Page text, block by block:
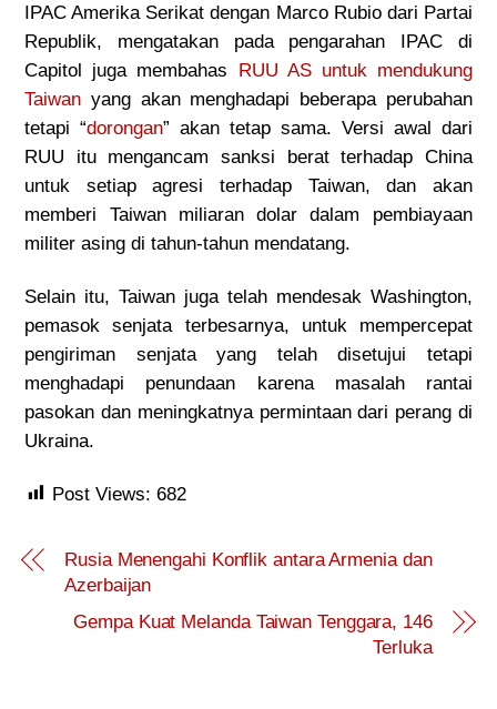
IPAC Amerika Serikat dengan Marco Rubio dari Partai
Republik, mengatakan pada pengarahan IPAC di
Capitol juga membahas RUU AS untuk mendukung
Taiwan yang akan menghadapi beberapa perubahan
tetapi “dorongan” akan tetap sama. Versi awal dari
RUU itu mengancam sanksi berat terhadap China
untuk setiap agresi terhadap Taiwan, dan akan
memberi Taiwan miliaran dolar dalam pembiayaan
militer asing di tahun-tahun mendatang.
Selain itu, Taiwan juga telah mendesak Washington,
pemasok senjata terbesarnya, untuk mempercepat
pengiriman senjata yang telah disetujui tetapi
menghadapi penundaan karena masalah rantai
pasokan dan meningkatnya permintaan dari perang di
Ukraina.
Post Views: 682
Rusia Menengahi Konflik antara Armenia dan
Azerbaijan
Gempa Kuat Melanda Taiwan Tenggara, 146
Terluka